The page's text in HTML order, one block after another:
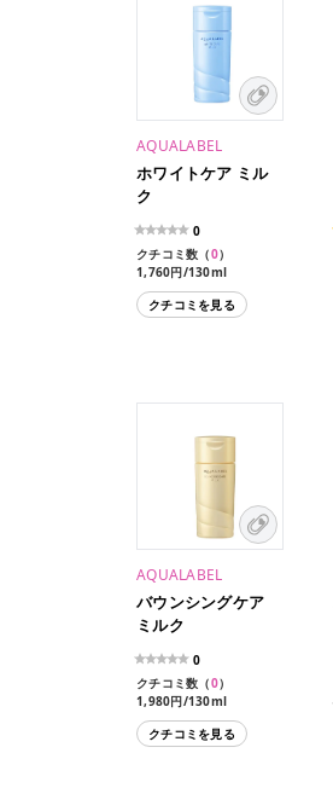
AQUALABEL
ホワイトケア ミル
ク
0
クチコミ数（0）
1,760円/130ml
1,540円/117ml
クチコミを見る
AQUALABEL
バウンシングケア
ミルク
0
クチコミ数（0）
1,980円/130ml
1,760円/117ml（レフィ
ル）クチコミを見る